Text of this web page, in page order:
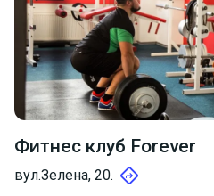
Фитнес клуб Forever
вул.Зелена, 20.